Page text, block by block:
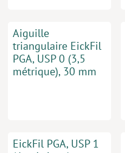
Aiguille
triangulaire EickFil
PGA, USP 0 (3,5
métrique), 30 mm
EickFil PGA, USP 1